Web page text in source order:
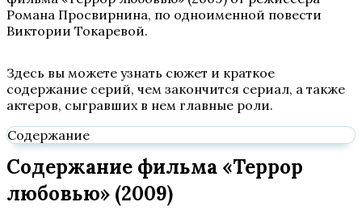
Романа Просвирнина, по одноименной повести
Виктории Токаревой.
Здесь вы можете узнать сюжет и краткое
содержание серий, чем закончится сериал, а также
актеров, сыгравших в нем главные роли.
Содержание
Содержание фильма «Террор
любовью» (2009)